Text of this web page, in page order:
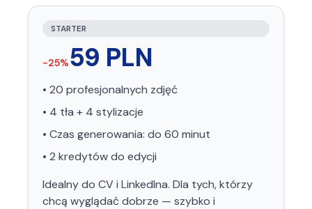
STARTER
-25%59 PLN
• 20 profesjonalnych zdjęć
• 4 tła + 4 stylizacje
• Czas generowania: do 60 minut
• 2 kredytów do edycji
Idealny do CV i LinkedIna. Dla tych, którzy
chcą wyglądać dobrze — szybko i